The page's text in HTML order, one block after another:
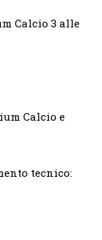
Calcio 3 alle
Calcio e
tecnico: